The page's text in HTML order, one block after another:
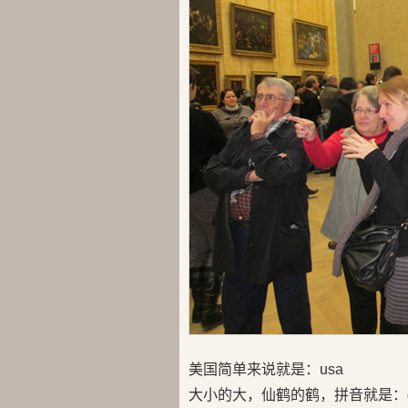
美国简单来说就是：usa
大小的大，仙鹤的鹤，拼音就是